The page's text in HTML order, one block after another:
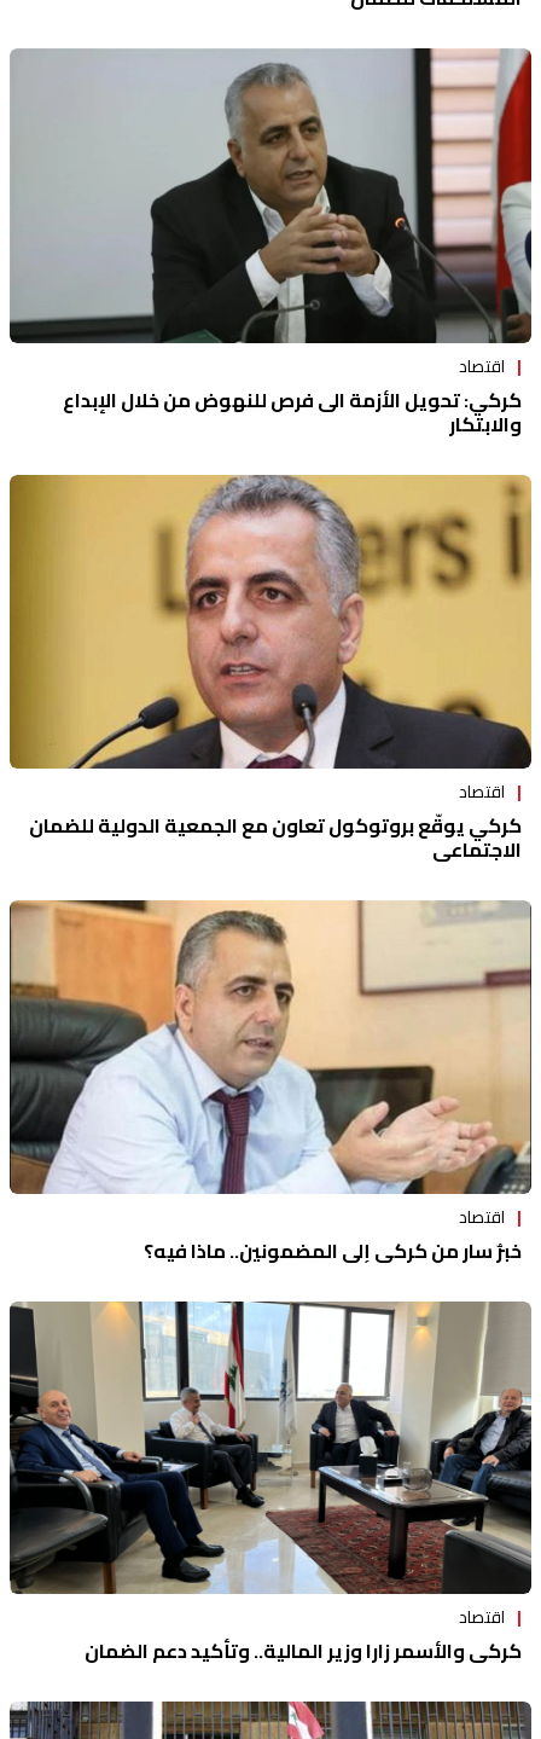
اقتصاد
كركي: تحويل الأزمة الى فرص للنهوض من خلال الإبداع
والابتكار
اقتصاد
كركي يوقّع بروتوكول تعاون مع الجمعية الدولية للضمان
الاجتماعي
اقتصاد
خبرٌ سار من كركي إلى المضمونين.. ماذا فيه؟
اقتصاد
كركي والأسمر زارا وزير المالية.. وتأكيد دعم الضمان